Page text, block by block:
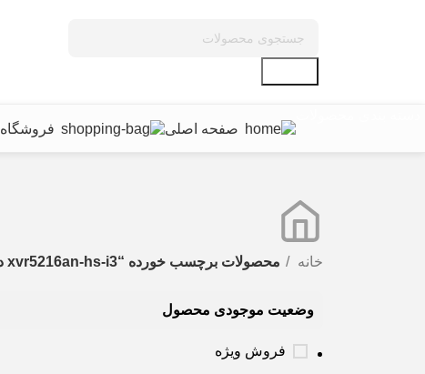
صفحه اصلی
فروشگاه
خانه محصولات برچسب خورده “xvr5216an-hs-i3 داهوا”
وضعیت موجودی محصول
فروش ویژه